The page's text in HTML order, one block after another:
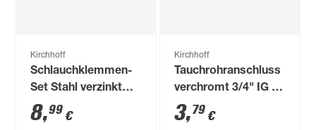
Kirchhoff
Schlauchklemmen-
Set Stahl verzinkt
mit
Aufbewahrungsbox,
8,99 €
Kirchhoff
Tauchrohranschluss
verchromt 3/4" IG x
3/4" T
3,79 €